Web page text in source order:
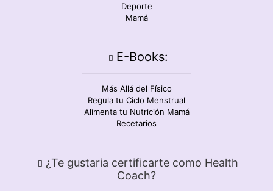
Deporte
Mamá
E-Books:
Más Allá del Físico
Regula tu Ciclo Menstrual
Alimenta tu Nutrición Mamá
Recetarios
¿Te gustaria certificarte como Health
Coach?